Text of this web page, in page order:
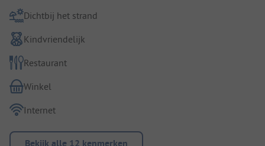
Dichtbij het strand
Kindvriendelijk
Restaurant
Winkel
Internet
Bekijk alle 12 kenmerken